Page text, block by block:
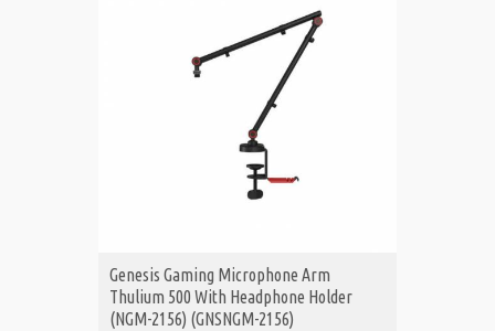
Genesis Gaming Microphone Arm
Thulium 500 With Headphone Holder
(NGM-2156) (GNSNGM-2156)